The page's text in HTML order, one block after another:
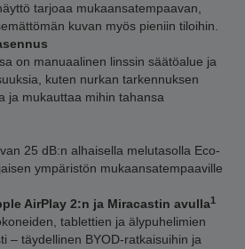
tarjoaa mukaansatempaavan,
kuvan myös pieniin tiloihin.
on manuaalinen linssin säätöalue ja
kuten nurkan tarkennuksen
ja mukauttaa mihin tahansa
25 dB:n alhaisella melutasolla Eco-
ympäristön mukaansatempaaville
AirPlay 2:n ja Miracastin avulla1
tablettien ja älypuhelimien
– täydellinen BYOD-ratkaisuihin ja